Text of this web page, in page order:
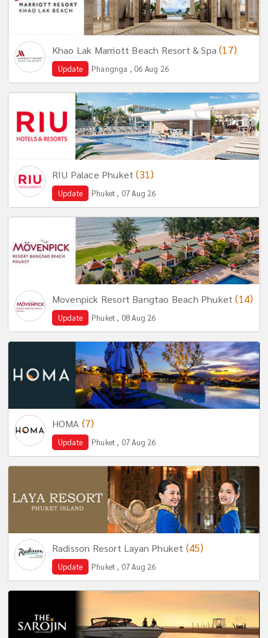
Khao Lak Marriott Beach Resort & Spa(17)
Update Phangnga , 06 Aug 26
RIU Palace Phuket(31)
Update Phuket , 07 Aug 26
Movenpick Resort Bangtao Beach Phuket(14)
Update Phuket , 08 Aug 26
HOMA (7)
Update Phuket , 07 Aug 26
Radisson Resort Layan Phuket (45)
Update Phuket , 07 Aug 26